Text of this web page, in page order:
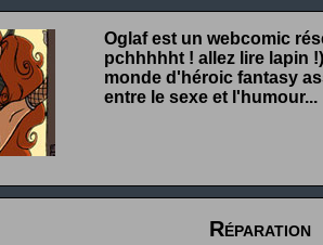
Oglaf est un webcomic
pchhhhht ! allez lire lapin
monde d'héroic fantasy
entre le sexe et l'humour...
Réparation